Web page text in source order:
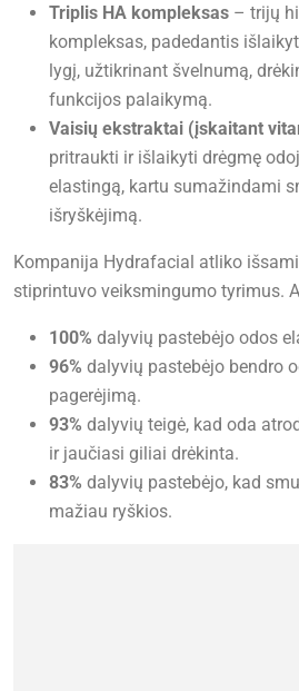
Triplis HA kompleksas – trijų
kompleksas, padedantis
lygį, užtikrinant švelnumą,
funkcijos palaikymą.
Vaisių ekstraktai (įskaitant
pritraukti ir išlaikyti drėgmę
elastingą, kartu sumažindami
išryškėjimą.
Kompanija Hydrafacial atliko
stiprintuvo veiksmingumo tyrimus.
100% dalyvių pastebėjo odos
96% dalyvių pastebėjo bendro
pagerėjimą.
93% dalyvių teigė, kad oda
ir jaučiasi giliai drėkinta.
83% dalyvių pastebėjo, kad
mažiau ryškios.